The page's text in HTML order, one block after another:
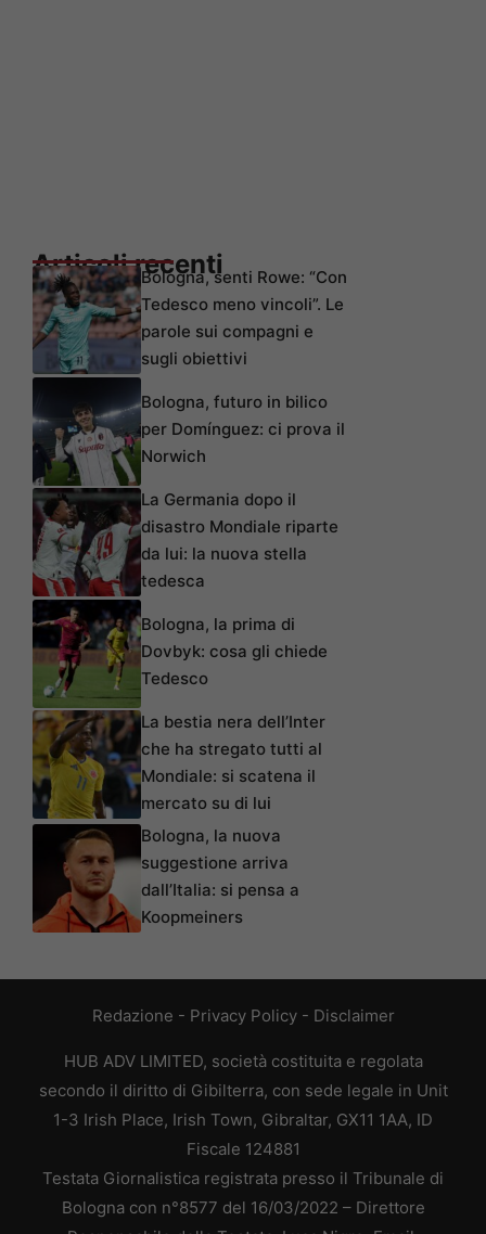
Articoli recentiBologna, senti Rowe: “Con
Tedesco meno vincoli”. Le
parole sui compagni e
sugli obiettivi
Bologna, futuro in bilico
per Domínguez: ci prova il
Norwich
La Germania dopo il
disastro Mondiale riparte
da lui: la nuova stella
tedesca
Bologna, la prima di
Dovbyk: cosa gli chiede
Tedesco
La bestia nera dell’Inter
che ha stregato tutti al
Mondiale: si scatena il
mercato su di lui
Bologna, la nuova
suggestione arriva
dall’Italia: si pensa a
Koopmeiners
Redazione - Privacy Policy- Disclaimer
HUB ADV LIMITED, società costituita e regolata
secondo il diritto di Gibilterra, con sede legale in Unit
1-3 Irish Place, Irish Town, Gibraltar, GX11 1AA, ID
Fiscale 124881
Testata Giornalistica registrata presso il Tribunale di
Bologna con n°8577 del 16/03/2022 – Direttore